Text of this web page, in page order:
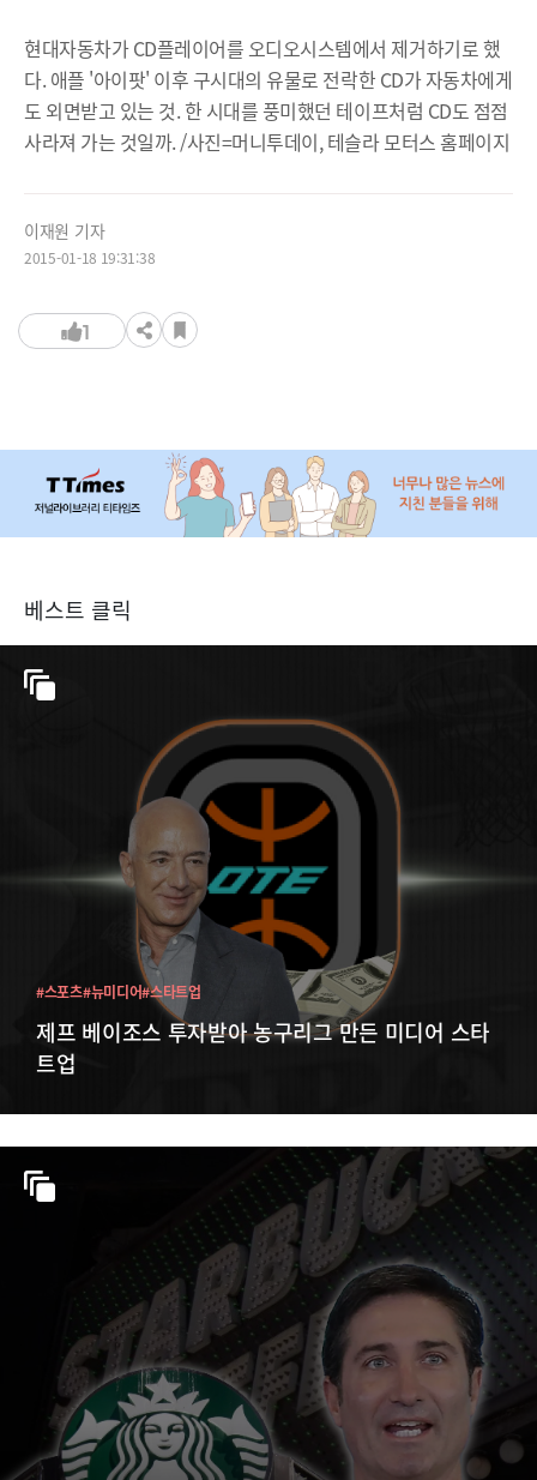
현대자동차가 CD플레이어를 오디오시스템에서 제거하기로 했
다. 애플 '아이팟' 이후 구시대의 유물로 전락한 CD가 자동차에게
도 외면받고 있는 것. 한 시대를 풍미했던 테이프처럼 CD도 점점
사라져 가는 것일까. /사진=머니투데이, 테슬라 모터스 홈페이지
이재원 기자
2015-01-18 19:31:38
1
베스트 클릭
제프 베이조스 투자받아 농구리그 만든 미디어 스타
트업
#스포츠#뉴미디어#스타트업